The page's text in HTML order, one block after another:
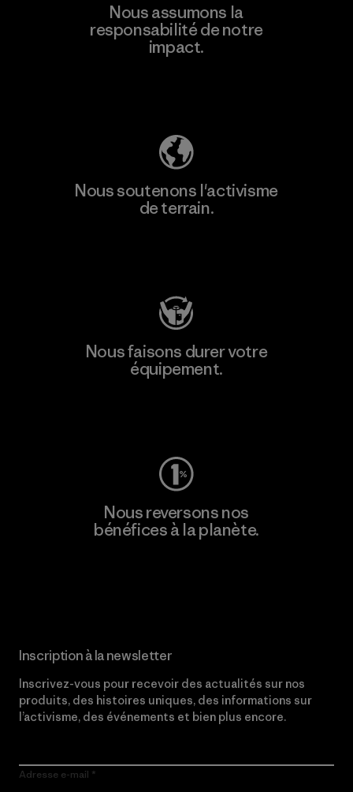
Nous assumons la
responsabilité de notre
impact.
Nous soutenons l'activisme
de terrain.
Nous faisons durer votre
équipement.
Nous reversons nos
bénéfices à la planète.
Inscription à la newsletter
Inscrivez-vous pour recevoir des actualités sur nos
produits, des histoires uniques, des informations sur
l’activisme, des événements et bien plus encore.
Adresse e-mail